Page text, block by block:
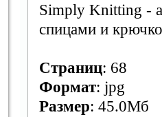
Simply Knitting -
спицами и
Страниц: 68
Формат: jpg
Размер: 45.0Мб